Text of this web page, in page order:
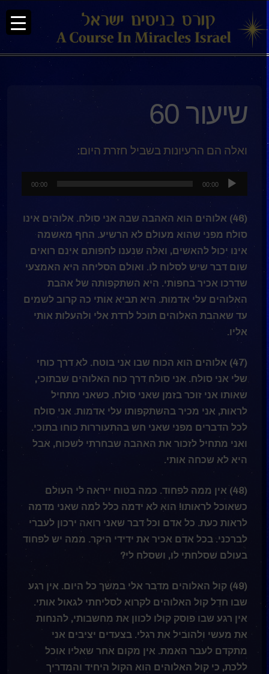
שיעור 60
ואלה הם הרעיונות בשביל חזרת היום:
אודיו
00:00
00:00
(46) אלוהים הוא האהבה שבה אני סולח. אלוהים אינו
סולח מפני שהוא מעולם לא הרשיע. החף מאשמה
אינו יכול להאשים, ואלה שנענו לחפותם אינם רואים
שום דבר שיש לסלוח לו. ואולם הסליחה היא האמצעי
שדרכו אכיר בחפותי. היא השתקפותה של אהבת
האלוהים עלי אדמות. היא תביא אותי כה קרוב לשמים
עד שאהבת האלוהים תוכל לרדת אלי ולהעלות אותי
אליו.
(47) אלוהים הוא הכוח שבו אני בוטח. לא דרך כוחי
שלי אני סולח. אני סולח דרך כוח האלוהים שבתוכי,
שאותו אני זוכר בזמן שאני סולח. כשאני מתחיל
לראות, אני מכיר בהשתקפותו עלי אדמות. אני סולח
לכל הדברים מפני שאני חש בהתעוררות כוחו בתוכי.
ואני מתחיל לזכור את האהבה שבחרתי לשכוח, אבל
היא לא שכחה אותי.
(48) אין ממה לפחוד. כמה בטוח ייראה לי העולם
כשאוכל לראותו! הוא לא ידמה כלל למה שאני מדמה
לראות כעת. כל אדם וכל דבר שאני רואה ירכון לעברי
לברכני. בכל אדם אכיר את ידידי היקר. ממה יש לפחוד
בעולם שסלחתי לו, ושסלח לי?
(49) קול האלוהים מדבר אלי במשך כל היום. אין רגע
שבו חדֵל קול האלוהים לקרוא לסליחתי לגאול אותי.
אין רגע שבו פוסק קולו לכוון את מחשבותי, להנחות
את מעשי ולהוביל את רגלי. בצעדים יציבים אני
מתקדם לעבר האמת. אין מקום אחר שאליו אוכל
ללכת, כי קול האלוהים הוא הקול היחיד והמדריך